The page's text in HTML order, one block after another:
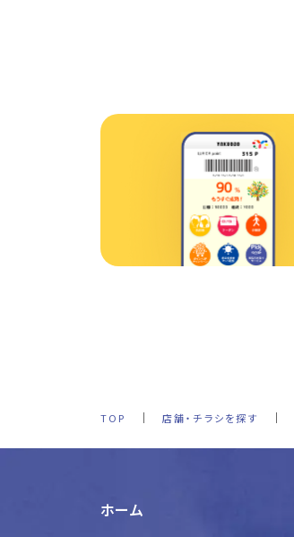
TOP 店舗・チラシを探す
ホーム